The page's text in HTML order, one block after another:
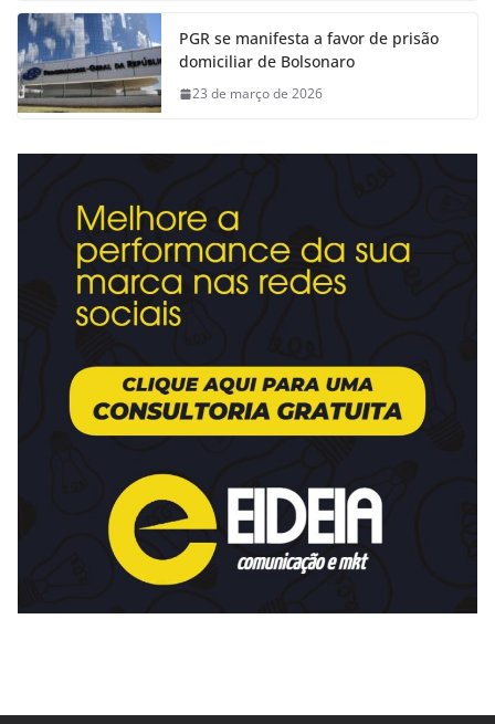
PGR se manifesta a favor de prisão
domiciliar de Bolsonaro
23 de março de 2026